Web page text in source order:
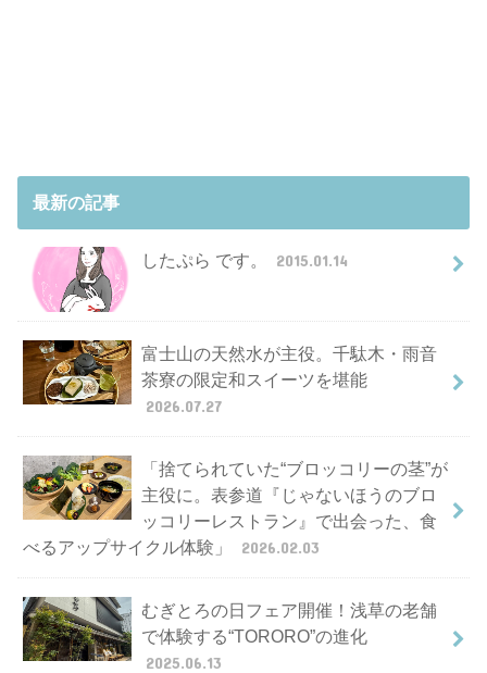
最新の記事
したぷら です。 2015.01.14
富士山の天然水が主役。千駄木・雨音
茶寮の限定和スイーツを堪能
2026.07.27
「捨てられていた“ブロッコリーの茎”が
主役に。表参道『じゃないほうのブロ
ッコリーレストラン』で出会った、食
べるアップサイクル体験」
2026.02.03
むぎとろの日フェア開催！浅草の老舗
で体験する“TORORO”の進化
2025.06.13